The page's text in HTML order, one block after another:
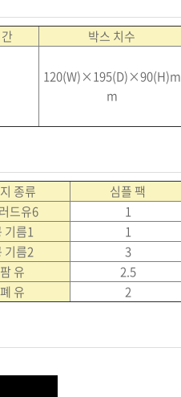
박스 치수
120(W)×195(D)×90(H)m
m
종류 심플 팩
드유6
1
기름1
1
기름2
3
팜 유
2.5
폐 유
2